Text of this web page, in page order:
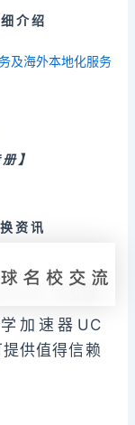
介绍
及海外本地化服务
】
资讯
加速器UC
供值得信赖